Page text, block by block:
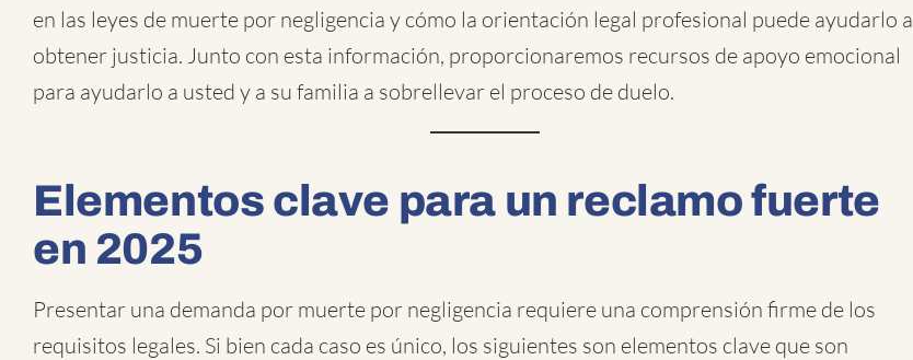
en las leyes de muerte por negligencia y cómo la orientación legal profesional puede ayudarlo a
obtener justicia. Junto con esta información, proporcionaremos recursos de apoyo emocional
para ayudarlo a usted y a su familia a sobrellevar el proceso de duelo.
Elementos clave para un reclamo fuerte
en 2025
Presentar una demanda por muerte por negligencia requiere una comprensión firme de los
requisitos legales. Si bien cada caso es único, los siguientes son elementos clave que son